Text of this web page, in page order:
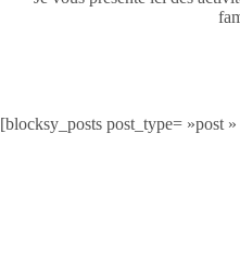
[blocksy_posts post_type= »post